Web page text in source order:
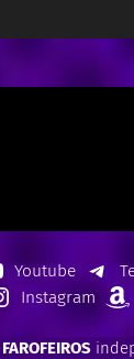
Youtube
Instagram
FAROFEIROS